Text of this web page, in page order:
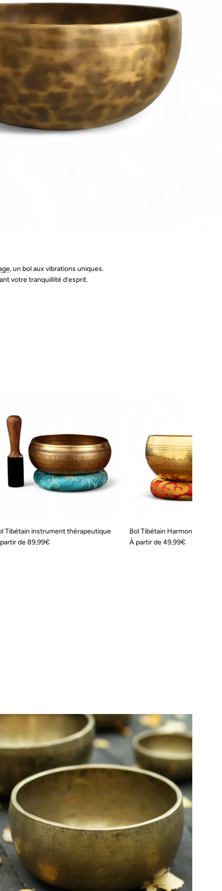
, un bol aux vibrations uniques.
votre tranquillité d’esprit.
Tibétain instrument thérapeutique
de89,99€
Bol Tibétain Harmonie
À partir de49,99€